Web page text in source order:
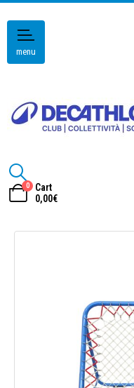
menu
0
Cart
0,00€